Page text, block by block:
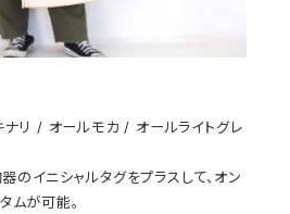
ナリ / オールモカ / オールライトグレ
のイニシャルタグをプラスして、オン
ムが可能。